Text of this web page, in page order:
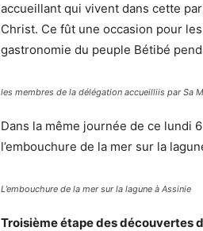
accueillant qui vivent dans cette
Christ. Ce fût une occasion pour
gastronomie du peuple Bétibé
les membres de la délégation accueilliis par Sa
Dans la même journée de ce lundi
l’embouchure de la mer sur la
L’embouchure de la mer sur la lagune à Assinie
Troisième étape des découvertes